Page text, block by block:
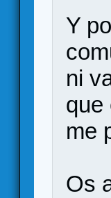
Y
ni
que
me
Os